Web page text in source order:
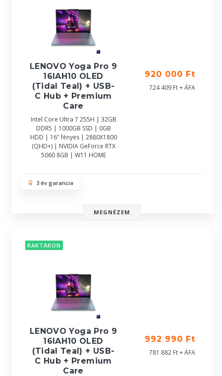
LENOVO Yoga Pro 9
16IAH10 OLED
(Tidal Teal) + USB-
C Hub + Premium
Care
Intel Core Ultra 7 255H | 32GB
DDR5 | 1000GB SSD | 0GB
HDD | 16" fényes | 2880X1800
(QHD+) | NVIDIA GeForce RTX
5060 8GB | W11 HOME
920 000 Ft
724 409 Ft + ÁFA
3 év garancia
MEGNÉZEM
RAKTÁRON
LENOVO Yoga Pro 9
16IAH10 OLED
(Tidal Teal) + USB-
C Hub + Premium
Care
992 990 Ft
781 882 Ft + ÁFA